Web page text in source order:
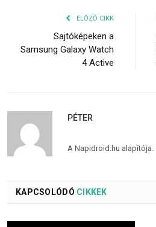
ELŐZŐ CIKK
Sajtóképeken a
Samsung Galaxy Watch
4 Active
PÉTER
A Napidroid.hu alapítója.
KAPCSOLÓDÓ CIKKEK